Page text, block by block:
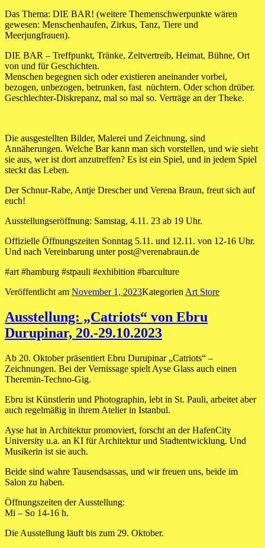
Das Thema: DIE BAR! (weitere Themenschwerpunkte wären
gewesen: Menschenhaufen, Zirkus, Tanz, Tiere und
Meerjungfrauen).
DIE BAR – Treffpunkt, Tränke, Zeitvertreib, Heimat, Bühne, Ort
von und für Geschichten.
Menschen begegnen sich oder existieren aneinander vorbei,
bezogen, unbezogen, betrunken, fast nüchtern. Oder schon drüber.
Geschlechter-Diskrepanz, mal so mal so. Verträge an der Theke.
Die ausgestellten Bilder, Malerei und Zeichnung, sind
Annäherungen. Welche Bar kann man sich vorstellen, und wie sieht
sie aus, wer ist dort anzutreffen? Es ist ein Spiel, und in jedem Spiel
steckt das Leben.
Der Schnur-Rabe, Antje Drescher und Verena Braun, freut sich auf
euch!
Ausstellungseröffnung: Samstag, 4.11. 23 ab 19 Uhr.
Offizielle Öffnungszeiten Sonntag 5.11. und 12.11. von 12-16 Uhr.
Und nach Vereinbarung unter post@verenabraun.de
#art #hamburg #stpauli #exhibition #barculture
Veröffentlicht am November 1, 2023Kategorien Art Store
Ausstellung: „Catriots“ von Ebru
Durupinar, 20.-29.10.2023
Ab 20. Oktober präsentiert Ebru Durupinar „Catriots“ –
Zeichnungen. Bei der Vernissage spielt Ayse Glass auch einen
Theremin-Techno-Gig.
Ebru ist Künstlerin und Photographin, lebt in St. Pauli, arbeitet aber
auch regelmäßig in ihrem Atelier in Istanbul.
Ayse hat in Architektur promoviert, forscht an der HafenCity
University u.a. an KI für Architektur und Stadtentwicklung. Und
Musikerin ist sie auch.
Beide sind wahre Tausendsassas, und wir freuen uns, beide im
Salon zu haben.
Öffnungszeiten der Ausstellung:
Mi – So 14-16 h.
Die Ausstellung läuft bis zum 29. Oktober.